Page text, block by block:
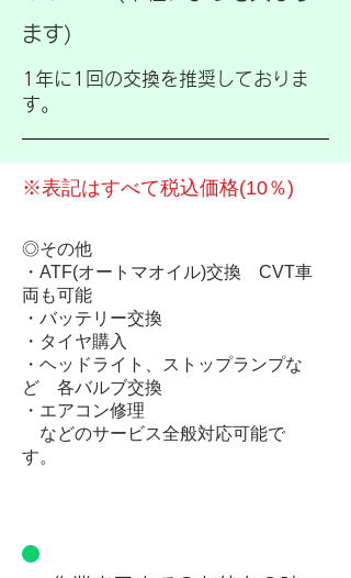
ます)
1年に1回の交換を推奨しておりま
す。
​※表記はすべて税込価格(10％)
◎その他
・ATF(オートマオイル)交換 CVT車
両も可能
・バッテリー交換
・タイヤ購入
・ヘッドライト、ストップランプな
ど 各バルブ交換
・エアコン修理
などのサービス全般対応可能で
す。